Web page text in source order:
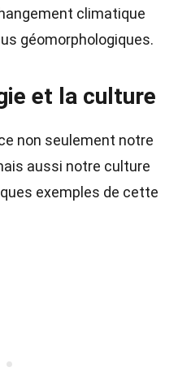
climatique
géomorphologiques.
et la culture
non seulement notre
aussi notre culture
exemples de cette